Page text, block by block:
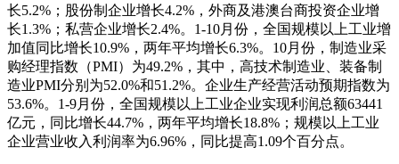
长5.2%；股份制企业增长4.2%，外商及港澳台商投资企业增
长1.3%；私营企业增长2.4%。1-10月份，全国规模以上工业增
加值同比增长10.9%，两年平均增长6.3%。10月份，制造业采
购经理指数（PMI）为49.2%，其中，高技术制造业、装备制
造业PMI分别为52.0%和51.2%。企业生产经营活动预期指数为
53.6%。1-9月份，全国规模以上工业企业实现利润总额63441
亿元，同比增长44.7%，两年平均增长18.8%；规模以上工业
企业营业收入利润率为6.96%，同比提高1.09个百分点。